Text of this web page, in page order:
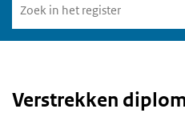
in
het
Verstrekken